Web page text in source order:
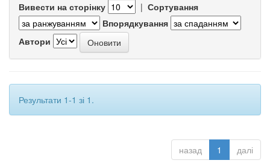
Вивести на сторінку | Сортування
Впорядкування
Автори
Результати 1-1 зі 1.
назад 1 далі